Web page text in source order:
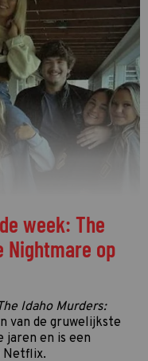
week: The
Nightmare op
Idaho Murders:
van de gruwelijkste
jaren en is een
Netflix.